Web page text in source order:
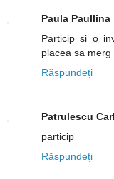
Paula Paullina
Particip si o
placea sa
Răspundeți
Patrulescu
particip
Răspundeți